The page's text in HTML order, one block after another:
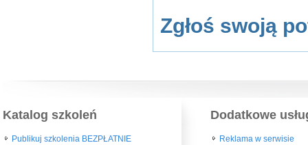
Zgłoś swoją
Katalog szkoleń
Publikuj szkolenia BEZPŁATNIE
Dodatkowe
Reklama w serwisie